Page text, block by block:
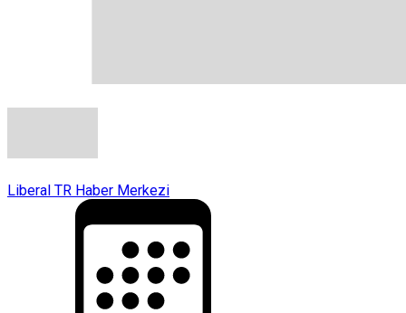
Liberal TR Haber Merkezi